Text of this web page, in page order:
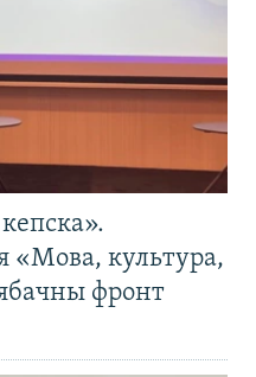
«Мова, культура,
фронт